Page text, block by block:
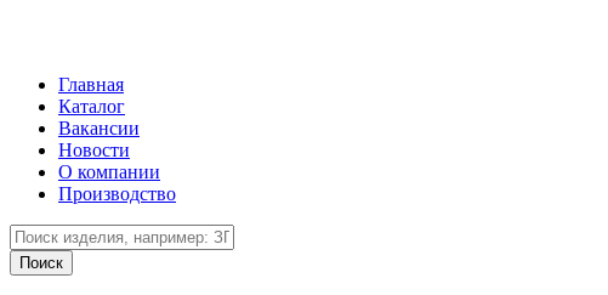
Главная
Каталог
Вакансии
Новости
О компании
Производство